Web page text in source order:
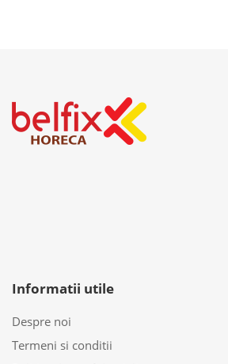
Informatii utile
Despre noi
Termeni si conditii